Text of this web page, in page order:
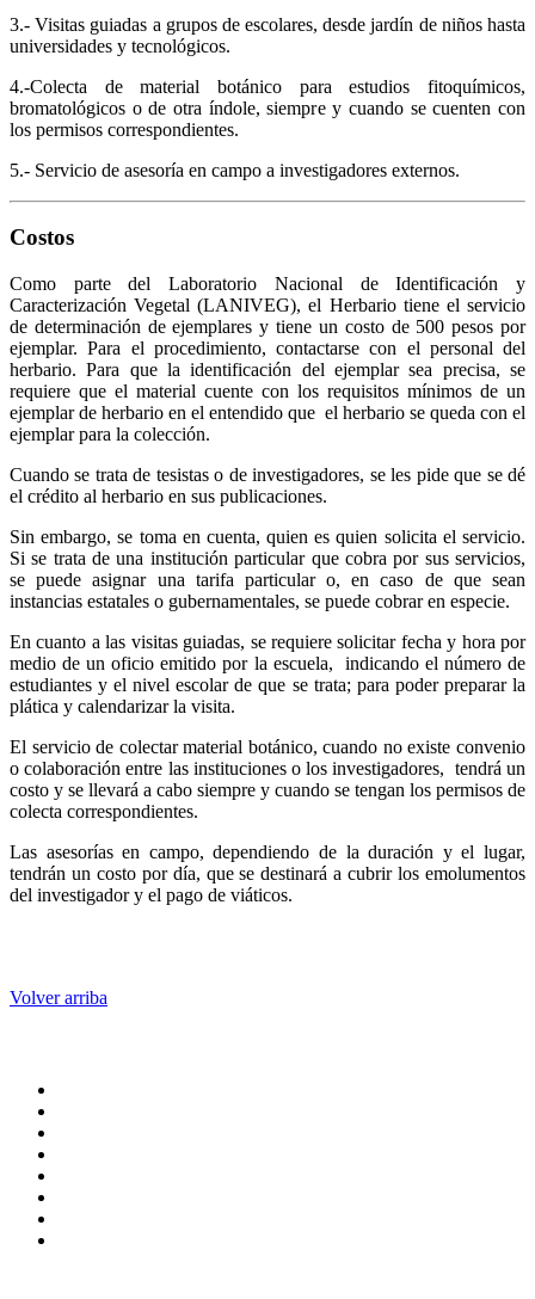
3.- Visitas guiadas a grupos de escolares, desde jardín de niños hasta
universidades y tecnológicos.
4.-Colecta de material botánico para estudios fitoquímicos,
bromatológicos o de otra índole, siempre y cuando se cuenten con
los permisos correspondientes.
5.- Servicio de asesoría en campo a investigadores externos.
Costos
Como parte del Laboratorio Nacional de Identificación y
Caracterización Vegetal (LANIVEG), el Herbario tiene el servicio
de determinación de ejemplares y tiene un costo de 500 pesos por
ejemplar. Para el procedimiento, contactarse con el personal del
herbario. Para que la identificación del ejemplar sea precisa, se
requiere que el material cuente con los requisitos mínimos de un
ejemplar de herbario en el entendido que el herbario se queda con el
ejemplar para la colección.
Cuando se trata de tesistas o de investigadores, se les pide que se dé
el crédito al herbario en sus publicaciones.
Sin embargo, se toma en cuenta, quien es quien solicita el servicio.
Si se trata de una institución particular que cobra por sus servicios,
se puede asignar una tarifa particular o, en caso de que sean
instancias estatales o gubernamentales, se puede cobrar en especie.
En cuanto a las visitas guiadas, se requiere solicitar fecha y hora por
medio de un oficio emitido por la escuela, indicando el número de
estudiantes y el nivel escolar de que se trata; para poder preparar la
plática y calendarizar la visita.
El servicio de colectar material botánico, cuando no existe convenio
o colaboración entre las instituciones o los investigadores, tendrá un
costo y se llevará a cabo siempre y cuando se tengan los permisos de
colecta correspondientes.
Las asesorías en campo, dependiendo de la duración y el lugar,
tendrán un costo por día, que se destinará a cubrir los emolumentos
del investigador y el pago de viáticos.
Volver arriba